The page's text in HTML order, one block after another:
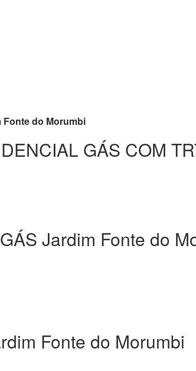
Fonte do Morumbi
GÁS COM
Jardim Fonte do
Fonte do Morumbi